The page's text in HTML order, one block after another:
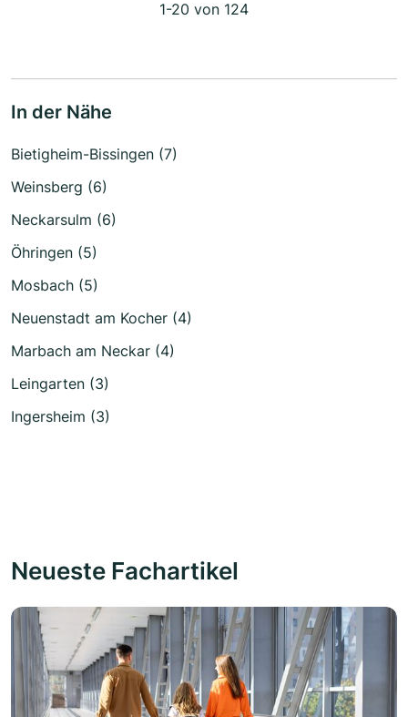
1-20 von 124
In der Nähe
Bietigheim-Bissingen (7)
Weinsberg (6)
Neckarsulm (6)
Öhringen (5)
Mosbach (5)
Neuenstadt am Kocher (4)
Marbach am Neckar (4)
Leingarten (3)
Ingersheim (3)
Neueste Fachartikel